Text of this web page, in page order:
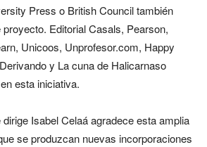
Press o British Council también
Editorial Casals, Pearson,
Unicoos, Unprofesor.com, Happy
y La cuna de Halicarnaso
esta iniciativa.
Isabel Celaá agradece esta amplia
se produzcan nuevas incorporaciones